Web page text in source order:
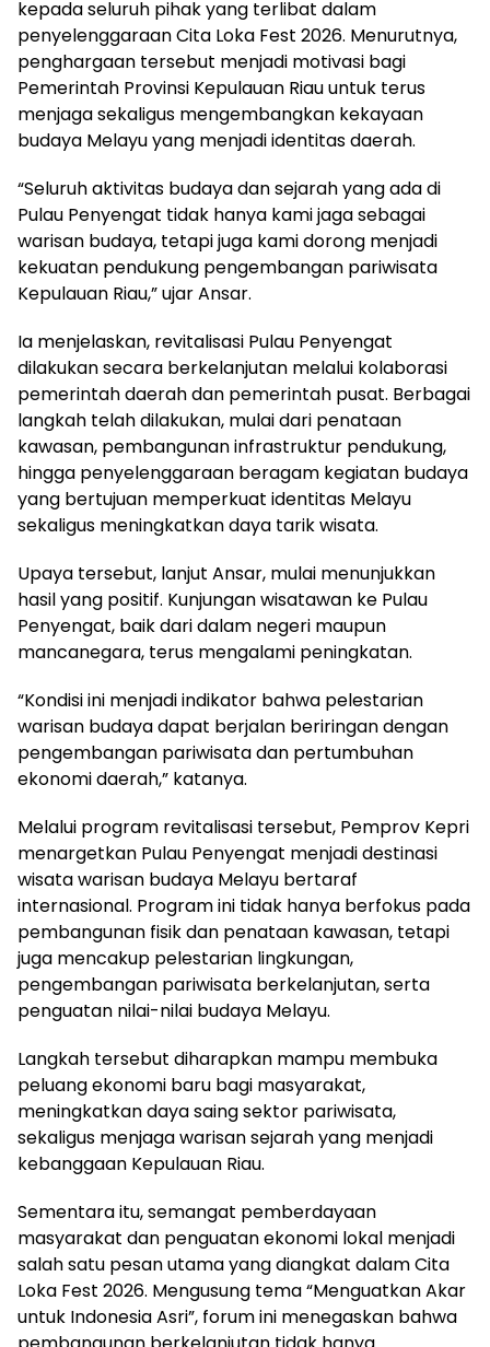
kepada seluruh pihak yang terlibat dalam
penyelenggaraan Cita Loka Fest 2026. Menurutnya,
penghargaan tersebut menjadi motivasi bagi
Pemerintah Provinsi Kepulauan Riau untuk terus
menjaga sekaligus mengembangkan kekayaan
budaya Melayu yang menjadi identitas daerah.
“Seluruh aktivitas budaya dan sejarah yang ada di
Pulau Penyengat tidak hanya kami jaga sebagai
warisan budaya, tetapi juga kami dorong menjadi
kekuatan pendukung pengembangan pariwisata
Kepulauan Riau,” ujar Ansar.
Ia menjelaskan, revitalisasi Pulau Penyengat
dilakukan secara berkelanjutan melalui kolaborasi
pemerintah daerah dan pemerintah pusat. Berbagai
langkah telah dilakukan, mulai dari penataan
kawasan, pembangunan infrastruktur pendukung,
hingga penyelenggaraan beragam kegiatan budaya
yang bertujuan memperkuat identitas Melayu
sekaligus meningkatkan daya tarik wisata.
Upaya tersebut, lanjut Ansar, mulai menunjukkan
hasil yang positif. Kunjungan wisatawan ke Pulau
Penyengat, baik dari dalam negeri maupun
mancanegara, terus mengalami peningkatan.
“Kondisi ini menjadi indikator bahwa pelestarian
warisan budaya dapat berjalan beriringan dengan
pengembangan pariwisata dan pertumbuhan
ekonomi daerah,” katanya.
Melalui program revitalisasi tersebut, Pemprov Kepri
menargetkan Pulau Penyengat menjadi destinasi
wisata warisan budaya Melayu bertaraf
internasional. Program ini tidak hanya berfokus pada
pembangunan fisik dan penataan kawasan, tetapi
juga mencakup pelestarian lingkungan,
pengembangan pariwisata berkelanjutan, serta
penguatan nilai-nilai budaya Melayu.
Langkah tersebut diharapkan mampu membuka
peluang ekonomi baru bagi masyarakat,
meningkatkan daya saing sektor pariwisata,
sekaligus menjaga warisan sejarah yang menjadi
kebanggaan Kepulauan Riau.
Sementara itu, semangat pemberdayaan
masyarakat dan penguatan ekonomi lokal menjadi
salah satu pesan utama yang diangkat dalam Cita
Loka Fest 2026. Mengusung tema “Menguatkan Akar
untuk Indonesia Asri”, forum ini menegaskan bahwa